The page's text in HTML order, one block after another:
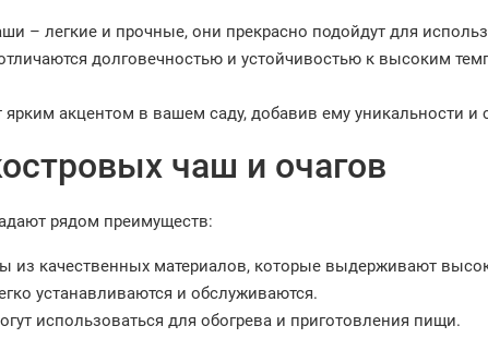
– легкие и прочные, они прекрасно подойдут для
долговечностью и устойчивостью к высоким
ярким акцентом в вашем саду, добавив ему уникальности и
чаш и очагов
рядом преимуществ:
из качественных материалов, которые выдерживают
устанавливаются и обслуживаются.
использоваться для обогрева и приготовления пищи.